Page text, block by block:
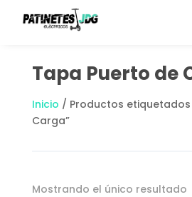
Tapa Puerto de
Inicio / Productos etiquetados
Carga”
Mostrando el único resultado